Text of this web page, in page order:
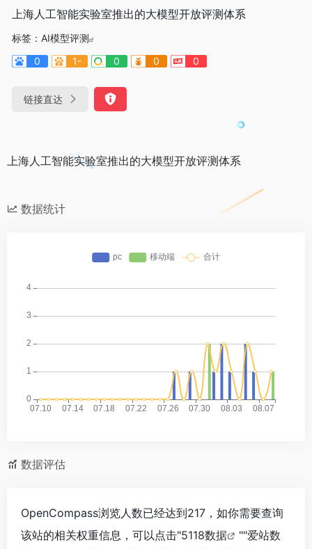
上海人工智能实验室推出的大模型开放评测体系
标签： AI模型评测
0
1- 0 0 0
链接直达
上海人工智能实验室推出的大模型开放评测体系
数据统计
数据评估
OpenCompass浏览人数已经达到217，如你需要查询
该站的相关权重信息，可以点击"5118数据 ""爱站数